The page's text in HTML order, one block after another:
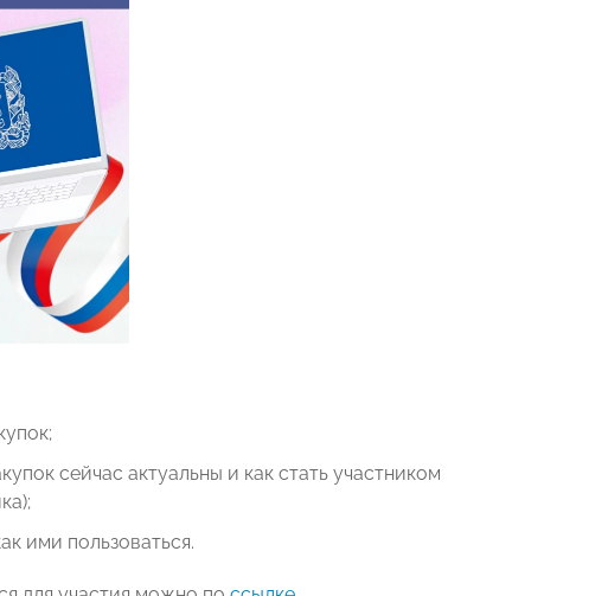
сейчас актуальны и как стать участником
ими пользоваться.